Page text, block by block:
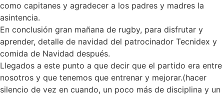
como capitanes y agradecer a los padres y madres la
asintencia.
En conclusión gran mañana de rugby, para disfrutar y
aprender, detalle de navidad del patrocinador Tecnidex y
comida de Navidad después.
Llegados a este punto a que decir que el partido era entre
nosotros y que tenemos que entrenar y mejorar.(hacer
silencio de vez en cuando, un poco más de disciplina y un